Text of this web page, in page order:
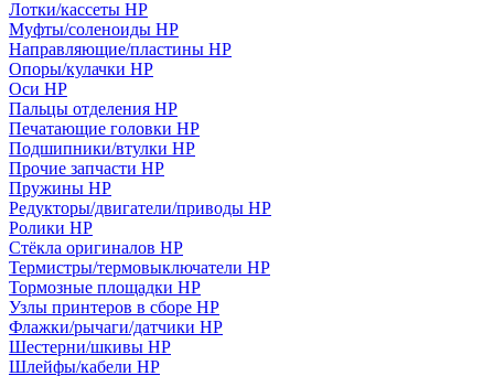
Лотки/кассеты HP
Муфты/соленоиды HP
Направляющие/пластины HP
Опоры/кулачки HP
Оси HP
Пальцы отделения HP
Печатающие головки HP
Подшипники/втулки HP
Прочие запчасти HP
Пружины HP
Редукторы/двигатели/приводы HP
Ролики HP
Стёкла оригиналов HP
Термистры/термовыключатели HP
Тормозные площадки HP
Узлы принтеров в сборе HP
Флажки/рычаги/датчики HP
Шестерни/шкивы HP
Шлейфы/кабели HP